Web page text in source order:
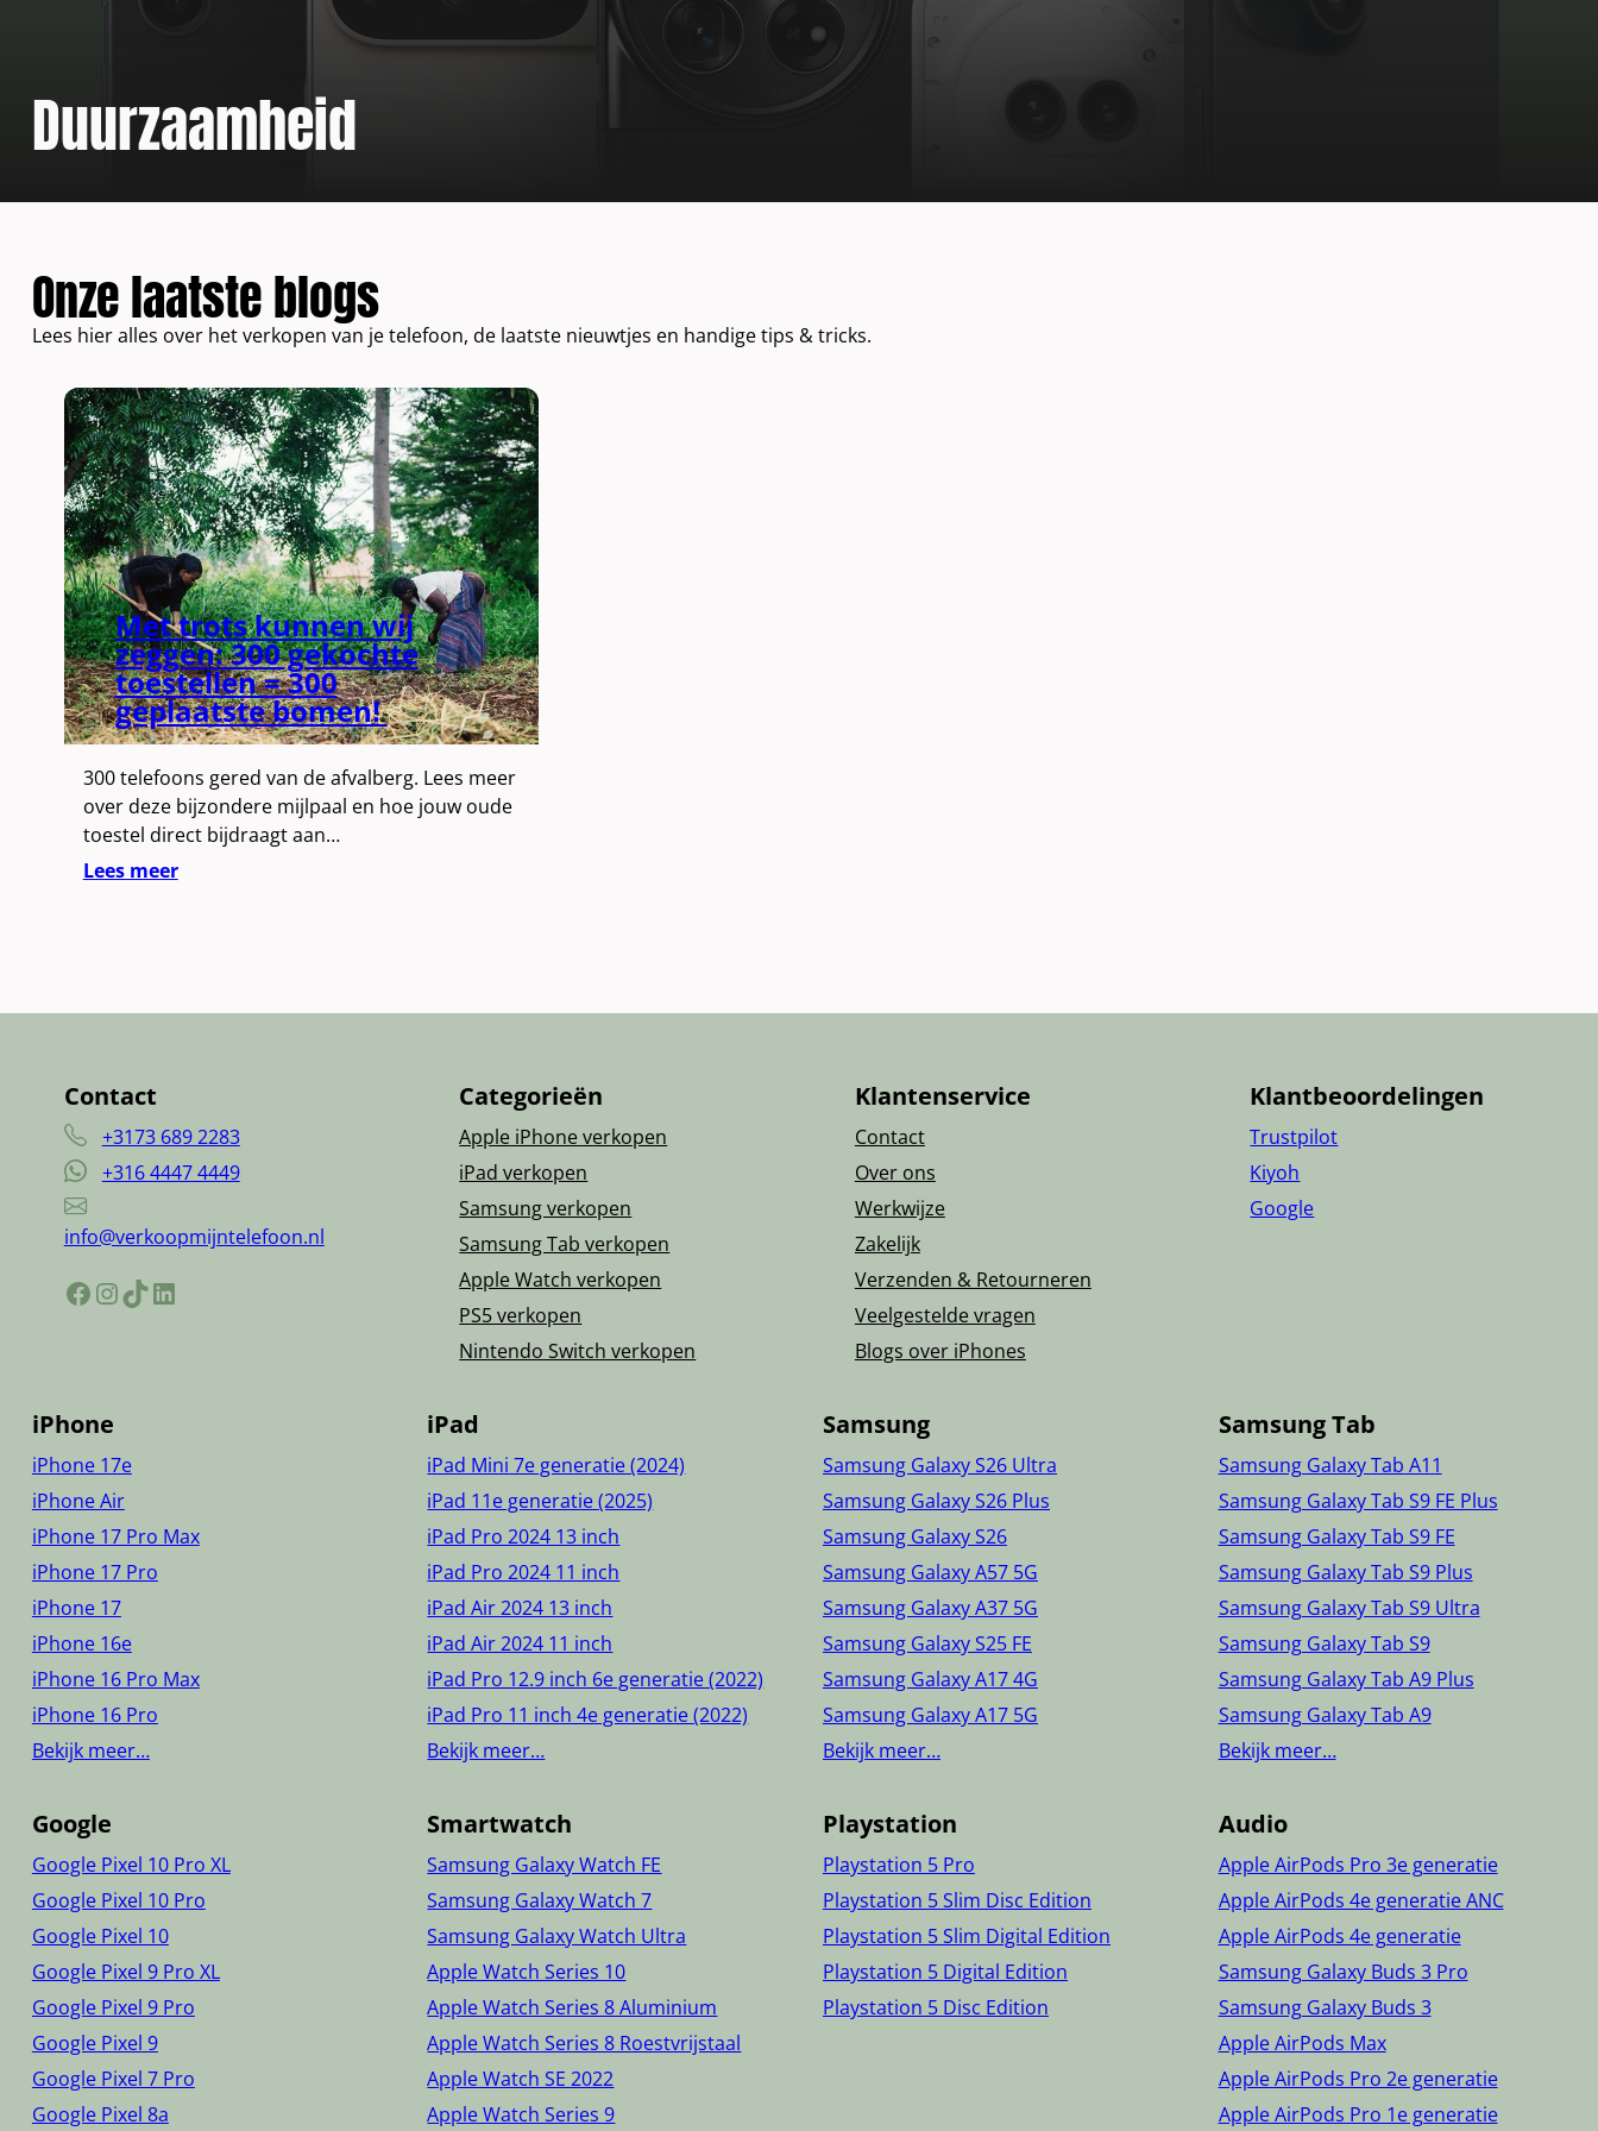
Duurzaamheid
Onze laatste blogs
Lees hier alles over het verkopen van je telefoon, de laatste nieuwtjes en handige tips & tricks.
Met trots kunnen wij
zeggen: 300 gekochte
toestellen = 300
geplaatste bomen!
300 telefoons gered van de afvalberg. Lees meer
over deze bijzondere mijlpaal en hoe jouw oude
toestel direct bijdraagt aan…
Lees meer
Contact
+3173 689 2283
+316 4447 4449
info@verkoopmijntelefoon.nl
Facebook
Instagram
TikTok
LinkedIn
Categorieën
Apple iPhone verkopen
iPad verkopen
Samsung verkopen
Samsung Tab verkopen
Apple Watch verkopen
PS5 verkopen
Nintendo Switch verkopen
Klantenservice
Contact
Over ons
Werkwijze
Zakelijk
Verzenden & Retourneren
Veelgestelde vragen
Blogs over iPhones
Klantbeoordelingen
Trustpilot
Kiyoh
Google
iPhone
iPhone 17e
iPhone Air
iPhone 17 Pro Max
iPhone 17 Pro
iPhone 17
iPhone 16e
iPhone 16 Pro Max
iPhone 16 Pro
Bekijk meer…
iPad
iPad Mini 7e generatie (2024)
iPad 11e generatie (2025)
iPad Pro 2024 13 inch
iPad Pro 2024 11 inch
iPad Air 2024 13 inch
iPad Air 2024 11 inch
iPad Pro 12.9 inch 6e generatie (2022)
iPad Pro 11 inch 4e generatie (2022)
Bekijk meer…
Samsung
Samsung Galaxy S26 Ultra
Samsung Galaxy S26 Plus
Samsung Galaxy S26
Samsung Galaxy A57 5G
Samsung Galaxy A37 5G
Samsung Galaxy S25 FE
Samsung Galaxy A17 4G
Samsung Galaxy A17 5G
Bekijk meer…
Samsung Tab
Samsung Galaxy Tab A11
Samsung Galaxy Tab S9 FE Plus
Samsung Galaxy Tab S9 FE
Samsung Galaxy Tab S9 Plus
Samsung Galaxy Tab S9 Ultra
Samsung Galaxy Tab S9
Samsung Galaxy Tab A9 Plus
Samsung Galaxy Tab A9
Bekijk meer…
Google
Google Pixel 10 Pro XL
Google Pixel 10 Pro
Google Pixel 10
Google Pixel 9 Pro XL
Google Pixel 9 Pro
Google Pixel 9
Google Pixel 7 Pro
Google Pixel 8a
Smartwatch
Samsung Galaxy Watch FE
Samsung Galaxy Watch 7
Samsung Galaxy Watch Ultra
Apple Watch Series 10
Apple Watch Series 8 Aluminium
Apple Watch Series 8 Roestvrijstaal
Apple Watch SE 2022
Apple Watch Series 9
Playstation
Playstation 5 Pro
Playstation 5 Slim Disc Edition
Playstation 5 Slim Digital Edition
Playstation 5 Digital Edition
Playstation 5 Disc Edition
Audio
Apple AirPods Pro 3e generatie
Apple AirPods 4e generatie ANC
Apple AirPods 4e generatie
Samsung Galaxy Buds 3 Pro
Samsung Galaxy Buds 3
Apple AirPods Max
Apple AirPods Pro 2e generatie
Apple AirPods Pro 1e generatie